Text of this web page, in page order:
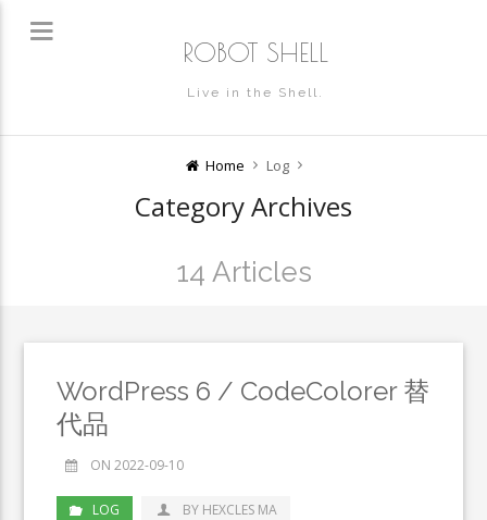
ROBOT SHELL
Live in the Shell.
Home Log
Category Archives
14 Articles
WordPress 6 / CodeColorer 替
代品
ON 2022-09-10
LOG BY HEXCLES MA